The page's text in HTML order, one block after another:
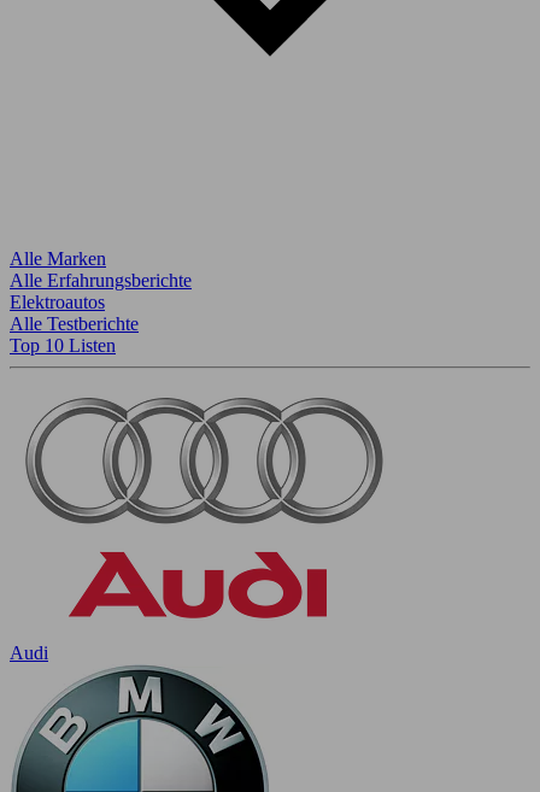
Alle Marken
Alle Erfahrungsberichte
Elektroautos
Alle Testberichte
Top 10 Listen
Audi